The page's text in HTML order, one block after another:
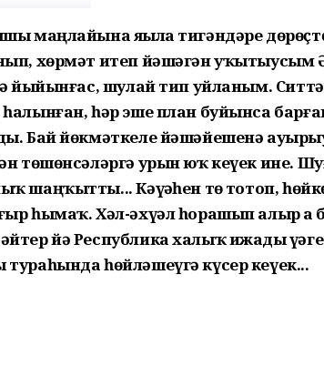
маңлайына яҙыла тигәндәре
хөрмәт итеп йәшәгән уҡытыусым
йыйынғас, шулай тип уйланым.
һалынған, һәр эше план буйынса
Бай йөкмәт­келе йәшәйешенә
төшөнсәләргә урын юҡ кеүек ине.
шаңҡытты... Кәүҙә­һен төҙ тотоп,
һымаҡ. Хәл-әхүәл һорашып алыр ҙа
йә Рес­пуб­лика халыҡ ижады
һөйләшеүгә күсер кеүек...